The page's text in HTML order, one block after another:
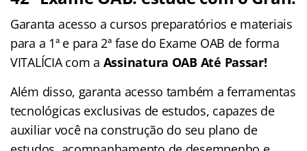
Garanta acesso a cursos preparatórios e materiais
para a 1ª e para 2ª fase do Exame OAB de forma
VITALÍCIA com a Assinatura OAB Até Passar!
Além disso, garanta acesso também a ferramentas
tecnológicas exclusivas de estudos, capazes de
auxiliar você na construção do seu plano de